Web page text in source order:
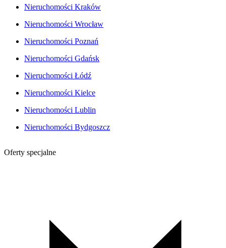
Nieruchomości Kraków
Nieruchomości Wrocław
Nieruchomości Poznań
Nieruchomości Gdańsk
Nieruchomości Łódź
Nieruchomości Kielce
Nieruchomości Lublin
Nieruchomości Bydgoszcz
Oferty specjalne